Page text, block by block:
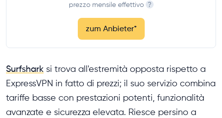
prezzo mensile effettivo ?
zum Anbieter*
Surfshark si trova all'estremità opposta rispetto a
ExpressVPN in fatto di prezzi; il suo servizio combina
tariffe basse con prestazioni potenti, funzionalità
avanzate e sicurezza elevata. Riesce persino a